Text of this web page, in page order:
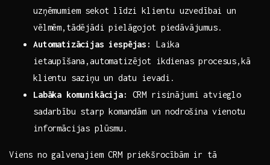
uzņēmumiem sekot ⁤līdzi⁢ klientu uzvedībai un​
vēlmēm,tādējādi pielāgojot piedāvājumus.
Automatizācijas iespējas:
Laika
ietaupīšana,automatizējot ikdienas procesus,kā‍
klientu saziņu ⁣un ⁣datu ievadi.
Labāka komunikācija:
CRM risinājumi ​atvieglo
sadarbību starp ⁢komandām⁤ un nodrošina ⁤vienotu
informācijas‌ plūsmu.
Viens⁢ no galvenajiem CRM priekšrocībām ⁣ir tā